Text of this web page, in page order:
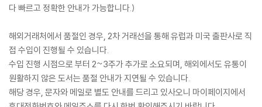
다 빠르고 정확한 안내가 가능합니다.)
해외거래처에서 품절인 경우, 2차 거래선을 통해 유럽과 미국 출판사로 직
접 수입이 진행될 수 있습니다.
수입 진행 시점으로 부터 2~3주가 추가로 소요되며, 해외에서도 유통이
원활하지 않은 도서는 품절 안내가 지연될 수 있습니다.
해당 경우, 문자와 메일로 별도 안내를 드리고 있사오니 마이페이지에서